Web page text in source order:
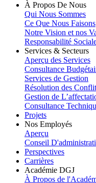
À Propos De Nous
Qui Nous Sommes
Ce Que Nous Faisons
Notre Vision et nos
Responsabilité
Services & Secteurs
Aperçu des Services
Consultance
Services de Gestion
Résolution des
Gestion de
Consultance
Projets
Nos Employés
Aperçu
Conseil
Perspectives
Carrières
Académie DGJ
À Propos de